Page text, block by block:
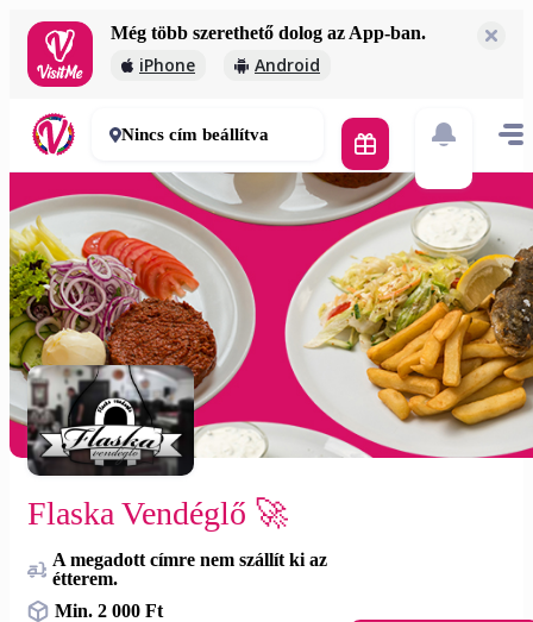
Még több szerethető dolog az App-ban.
iPhone Android
Flaska Vendéglő 🚀
2 000 Ft
30-50 perc
Nincs cím beállítva
Flaska Vendéglő 🚀
A megadott címre nem szállít ki az
étterem.
Min. 2 000 Ft